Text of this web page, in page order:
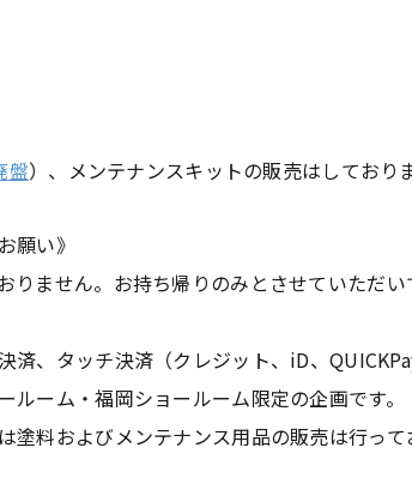
盤）、メンテナンスキットの販売はしており
願い》
ません。お持ち帰りのみとさせていただ
、タッチ決済（クレジット、iD、
ーム・福岡ショールーム限定の企画です。
料およびメンテナンス用品の販売は行って